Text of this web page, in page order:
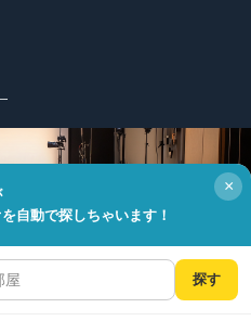
all right reserved.
自動で探しちゃいます！
×
探す